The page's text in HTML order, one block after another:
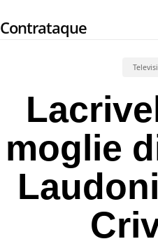
to
Contrataque
moglie